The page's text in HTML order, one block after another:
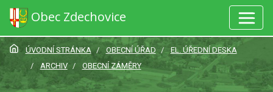
Obec Zdechovice
ÚVODNÍ STRÁNKA OBECNÍ ÚŘAD
EL. ÚŘEDNÍ DESKA
ARCHIV
OBECNÍ ZÁMĚRY